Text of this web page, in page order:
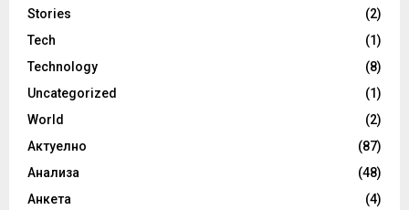
Stories
(2)
Tech
(1)
Technology
(8)
Uncategorized
(1)
World
(2)
Актуелно
(87)
Анализа
(48)
Анкета
(4)